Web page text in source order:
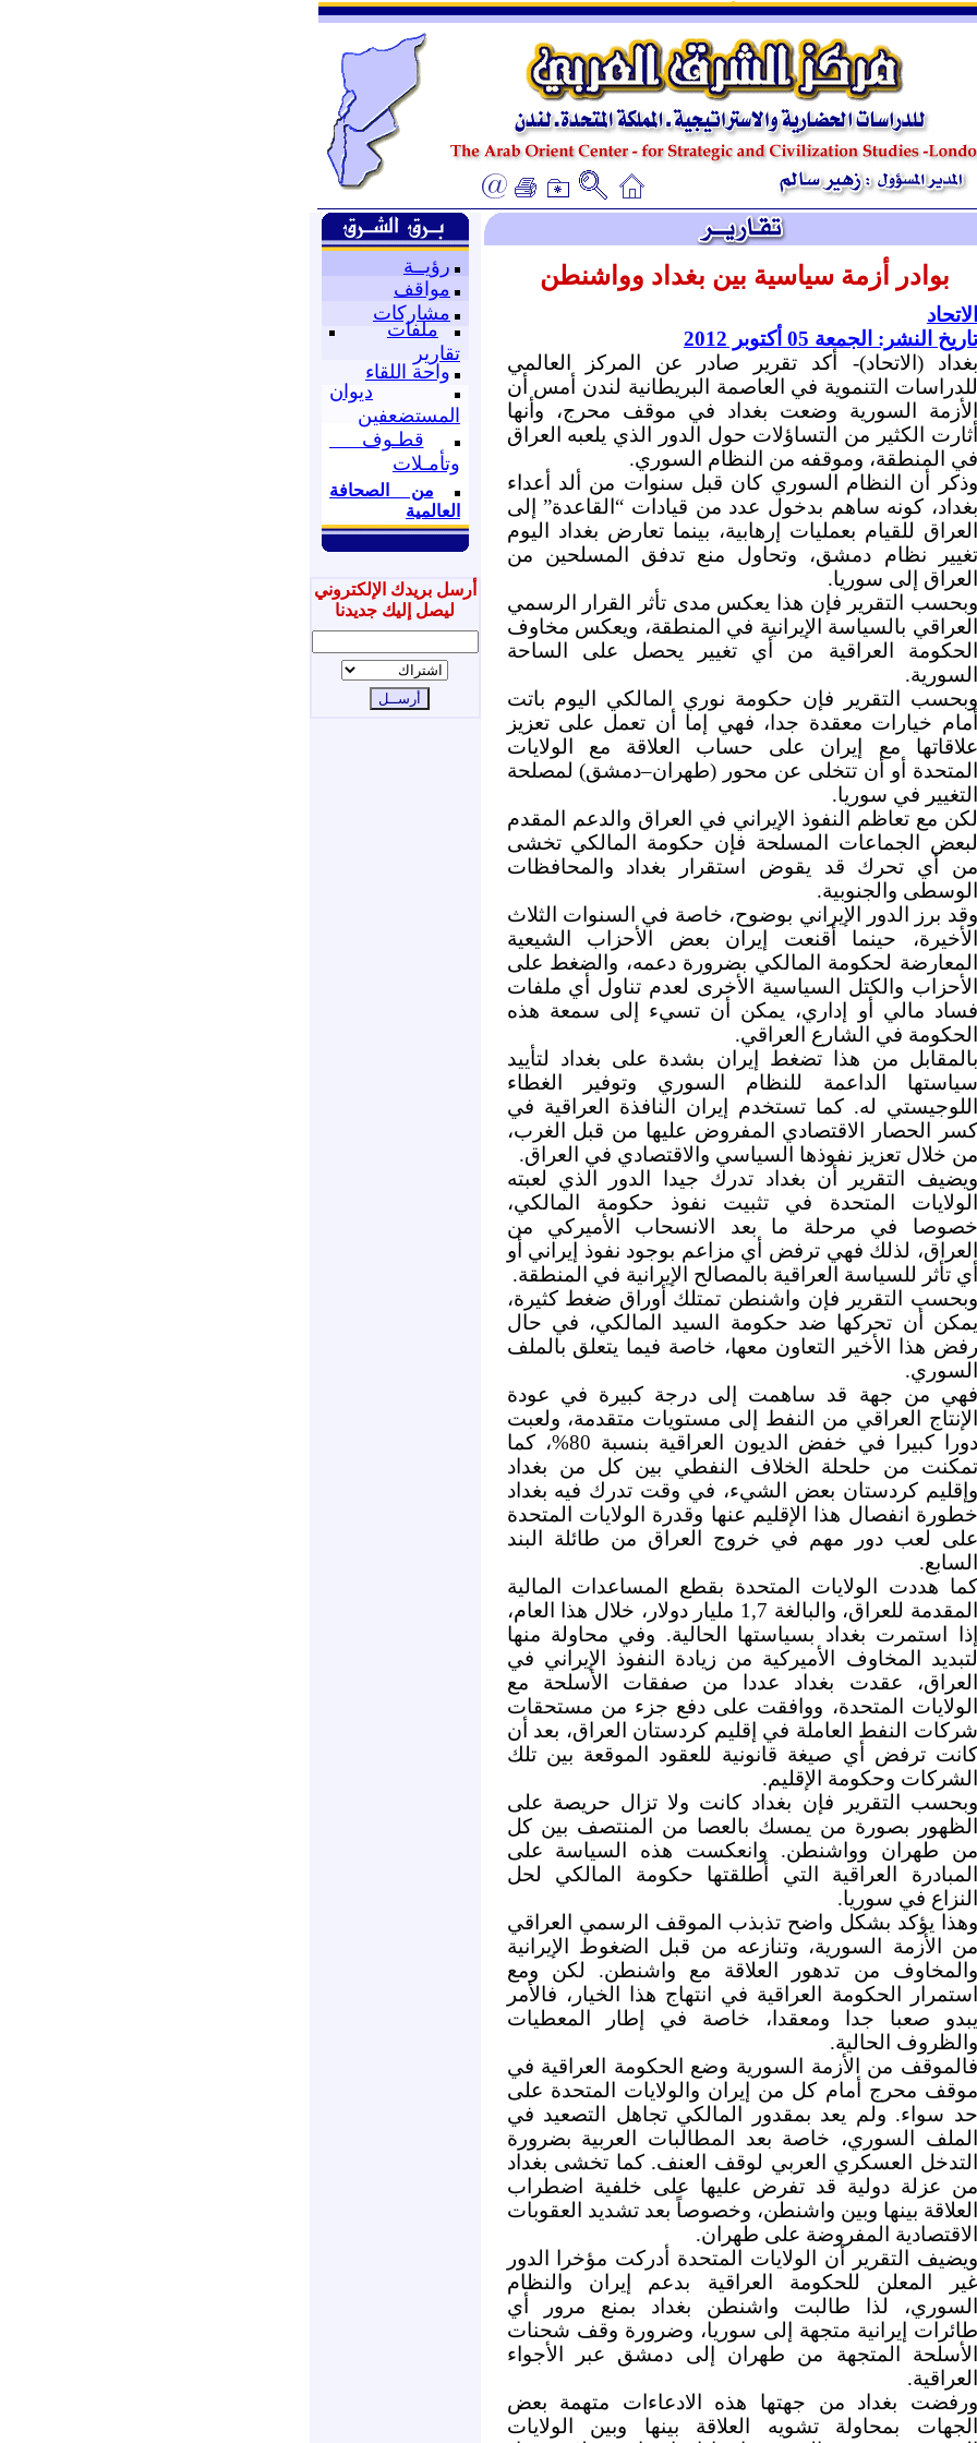
ـ
ـ
رؤيــة
مواقف
مشاركات
ملفات
تقارير
واحة اللقاء
ديوان
المستضعفين
قطـوف
وتأمـلات
من الصحافة
العالمية
أرسل بريدك الإلكتروني
ليصل إليك جديدنا
بوادر أزمة سياسية بين بغداد وواشنطن
الاتحاد
تاريخ النشر: الجمعة 05 أكتوبر 2012
بغداد (الاتحاد)- أكد تقرير صادر عن المركز العالمي
للدراسات التنموية في العاصمة البريطانية لندن أمس أن
الأزمة السورية وضعت بغداد في موقف محرج، وأنها
أثارت الكثير من التساؤلات حول الدور الذي يلعبه العراق
في المنطقة، وموقفه من النظام السوري.
وذكر أن النظام السوري كان قبل سنوات من ألد أعداء
بغداد، كونه ساهم بدخول عدد من قيادات “القاعدة” إلى
العراق للقيام بعمليات إرهابية، بينما تعارض بغداد اليوم
تغيير نظام دمشق، وتحاول منع تدفق المسلحين من
العراق إلى سوريا.
وبحسب التقرير فإن هذا يعكس مدى تأثر القرار الرسمي
العراقي بالسياسة الإيرانية في المنطقة، ويعكس مخاوف
الحكومة العراقية من أي تغيير يحصل على الساحة
السورية.
وبحسب التقرير فإن حكومة نوري المالكي اليوم باتت
أمام خيارات معقدة جدا، فهي إما أن تعمل على تعزيز
علاقاتها مع إيران على حساب العلاقة مع الولايات
المتحدة أو أن تتخلى عن محور (طهران–دمشق) لمصلحة
التغيير في سوريا.
لكن مع تعاظم النفوذ الإيراني في العراق والدعم المقدم
لبعض الجماعات المسلحة فإن حكومة المالكي تخشى
من أي تحرك قد يقوض استقرار بغداد والمحافظات
الوسطى والجنوبية.
وقد برز الدور الإيراني بوضوح، خاصة في السنوات الثلاث
الأخيرة، حينما أقنعت إيران بعض الأحزاب الشيعية
المعارضة لحكومة المالكي بضرورة دعمه، والضغط على
الأحزاب والكتل السياسية الأخرى لعدم تناول أي ملفات
فساد مالي أو إداري، يمكن أن تسيء إلى سمعة هذه
الحكومة في الشارع العراقي.
بالمقابل من هذا تضغط إيران بشدة على بغداد لتأييد
سياستها الداعمة للنظام السوري وتوفير الغطاء
اللوجيستي له. كما تستخدم إيران النافذة العراقية في
كسر الحصار الاقتصادي المفروض عليها من قبل الغرب،
من خلال تعزيز نفوذها السياسي والاقتصادي في العراق.
ويضيف التقرير أن بغداد تدرك جيدا الدور الذي لعبته
الولايات المتحدة في تثبيت نفوذ حكومة المالكي،
خصوصا في مرحلة ما بعد الانسحاب الأميركي من
العراق، لذلك فهي ترفض أي مزاعم بوجود نفوذ إيراني أو
أي تأثر للسياسة العراقية بالمصالح الإيرانية في المنطقة.
وبحسب التقرير فإن واشنطن تمتلك أوراق ضغط كثيرة،
يمكن أن تحركها ضد حكومة السيد المالكي، في حال
رفض هذا الأخير التعاون معها، خاصة فيما يتعلق بالملف
السوري.
فهي من جهة قد ساهمت إلى درجة كبيرة في عودة
الإنتاج العراقي من النفط إلى مستويات متقدمة، ولعبت
دورا كبيرا في خفض الديون العراقية بنسبة 80%، كما
تمكنت من حلحلة الخلاف النفطي بين كل من بغداد
وإقليم كردستان بعض الشيء، في وقت تدرك فيه بغداد
خطورة انفصال هذا الإقليم عنها وقدرة الولايات المتحدة
على لعب دور مهم في خروج العراق من طائلة البند
السابع.
كما هددت الولايات المتحدة بقطع المساعدات المالية
المقدمة للعراق، والبالغة 1,7 مليار دولار، خلال هذا العام،
إذا استمرت بغداد بسياستها الحالية. وفي محاولة منها
لتبديد المخاوف الأميركية من زيادة النفوذ الإيراني في
العراق، عقدت بغداد عددا من صفقات الأسلحة مع
الولايات المتحدة، ووافقت على دفع جزء من مستحقات
شركات النفط العاملة في إقليم كردستان العراق، بعد أن
كانت ترفض أي صيغة قانونية للعقود الموقعة بين تلك
الشركات وحكومة الإقليم.
وبحسب التقرير فإن بغداد كانت ولا تزال حريصة على
الظهور بصورة من يمسك بالعصا من المنتصف بين كل
من طهران وواشنطن. وانعكست هذه السياسة على
المبادرة العراقية التي أطلقتها حكومة المالكي لحل
النزاع في سوريا.
وهذا يؤكد بشكل واضح تذبذب الموقف الرسمي العراقي
من الأزمة السورية، وتنازعه من قبل الضغوط الإيرانية
والمخاوف من تدهور العلاقة مع واشنطن. لكن ومع
استمرار الحكومة العراقية في انتهاج هذا الخيار، فالأمر
يبدو صعبا جدا ومعقدا، خاصة في إطار المعطيات
والظروف الحالية.
فالموقف من الأزمة السورية وضع الحكومة العراقية في
موقف محرج أمام كل من إيران والولايات المتحدة على
حد سواء. ولم يعد بمقدور المالكي تجاهل التصعيد في
الملف السوري، خاصة بعد المطالبات العربية بضرورة
التدخل العسكري العربي لوقف العنف. كما تخشى بغداد
من عزلة دولية قد تفرض عليها على خلفية اضطراب
العلاقة بينها وبين واشنطن، وخصوصاً بعد تشديد العقوبات
الاقتصادية المفروضة على طهران.
ويضيف التقرير أن الولايات المتحدة أدركت مؤخرا الدور
غير المعلن للحكومة العراقية بدعم إيران والنظام
السوري، لذا طالبت واشنطن بغداد بمنع مرور أي
طائرات إيرانية متجهة إلى سوريا، وضرورة وقف شحنات
الأسلحة المتجهة من طهران إلى دمشق عبر الأجواء
العراقية.
ورفضت بغداد من جهتها هذه الادعاءات متهمة بعض
الجهات بمحاولة تشويه العلاقة بينها وبين الولايات